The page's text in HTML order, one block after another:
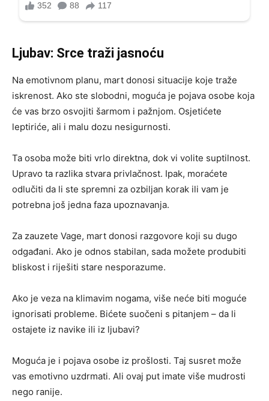
Ljubav: Srce traži jasnoću
Na emotivnom planu, mart donosi situacije koje traže
iskrenost. Ako ste slobodni, moguća je pojava osobe koja
će vas brzo osvojiti šarmom i pažnjom. Osjetićete
leptiriće, ali i malu dozu nesigurnosti.
Ta osoba može biti vrlo direktna, dok vi volite suptilnost.
Upravo ta razlika stvara privlačnost. Ipak, moraćete
odlučiti da li ste spremni za ozbiljan korak ili vam je
potrebna još jedna faza upoznavanja.
Za zauzete Vage, mart donosi razgovore koji su dugo
odgađani. Ako je odnos stabilan, sada možete produbiti
bliskost i riješiti stare nesporazume.
Ako je veza na klimavim nogama, više neće biti moguće
ignorisati probleme. Bićete suočeni s pitanjem – da li
ostajete iz navike ili iz ljubavi?
Moguća je i pojava osobe iz prošlosti. Taj susret može
vas emotivno uzdrmati. Ali ovaj put imate više mudrosti
nego ranije.